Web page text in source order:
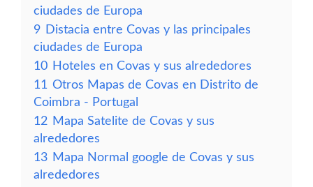
ciudades de Europa
9 Distacia entre Covas y las principales
ciudades de Europa
10 Hoteles en Covas y sus alrededores
11 Otros Mapas de Covas en Distrito de
Coimbra - Portugal
12 Mapa Satelite de Covas y sus
alrededores
13 Mapa Normal google de Covas y sus
alrededores